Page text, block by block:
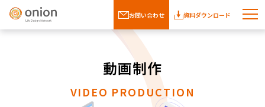
お問い合わせ 資料ダウンロード
動画制作
VIDEO PRODUCTION